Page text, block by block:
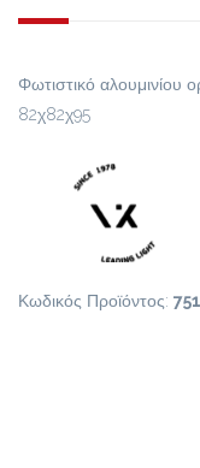
Φωτιστικό
82χ82χ95
Κωδικός Προϊόντος: